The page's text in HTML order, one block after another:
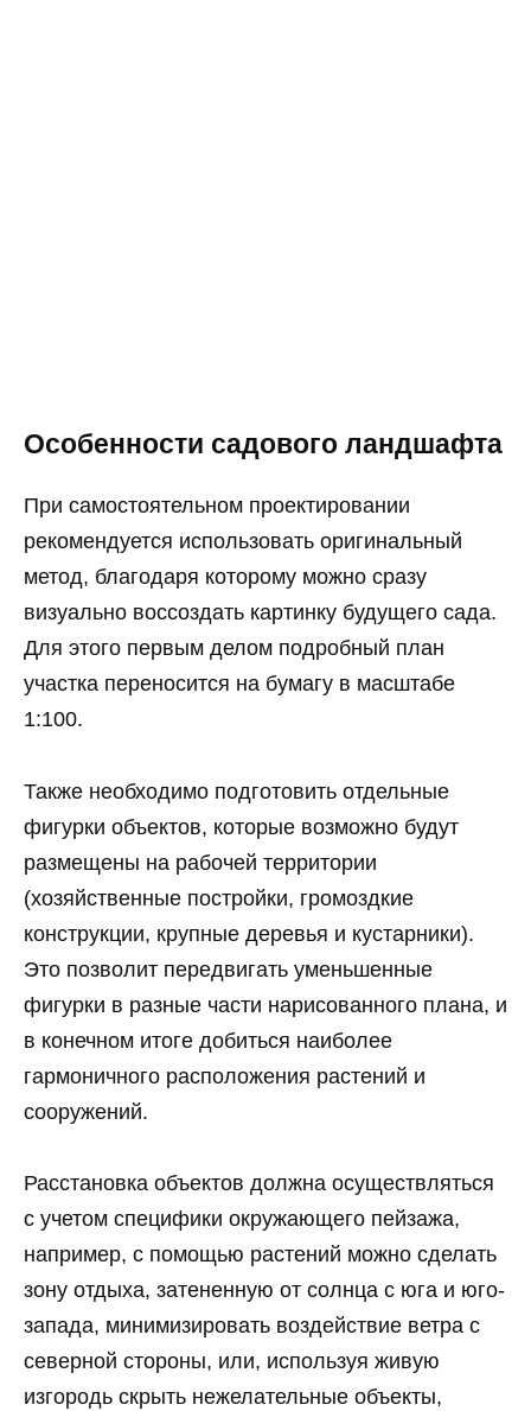
Особенности садового ландшафта
При самостоятельном проектировании
рекомендуется использовать оригинальный
метод, благодаря которому можно сразу
визуально воссоздать картинку будущего сада.
Для этого первым делом подробный план
участка переносится на бумагу в масштабе
1:100.
Также необходимо подготовить отдельные
фигурки объектов, которые возможно будут
размещены на рабочей территории
(хозяйственные постройки, громоздкие
конструкции, крупные деревья и кустарники).
Это позволит передвигать уменьшенные
фигурки в разные части нарисованного плана, и
в конечном итоге добиться наиболее
гармоничного расположения растений и
сооружений.
Расстановка объектов должна осуществляться
с учетом специфики окружающего пейзажа,
например, с помощью растений можно сделать
зону отдыха, затененную от солнца с юга и юго-
запада, минимизировать воздействие ветра с
северной стороны, или, используя живую
изгородь скрыть нежелательные объекты,